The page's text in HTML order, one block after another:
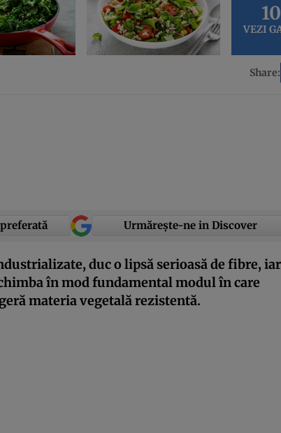
VEZI
Share:
Urmărește-ne in Discover
duc o lipsă serioasă de fibre, iar
în mod fundamental modul în care
materia vegetală rezistentă.